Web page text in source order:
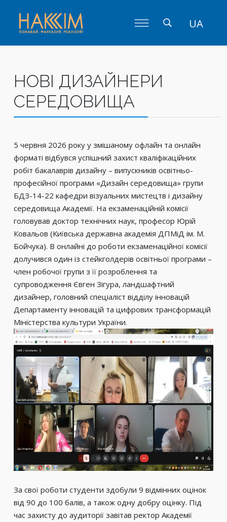
UA
НОВІ ДИЗАЙНЕРИ
СЕРЕДОВИЩА
5 червня 2026 року у змішаному офлайн та онлайн
форматі відбувся успішний захист кваліфікаційних
робіт бакалаврів дизайну – випускників освітньо-
професійної програми «Дизайн середовища» групи
БДЗ-14-22 кафедри візуальних мистецтв і дизайну
середовища Академії. На екзаменаційній комісії
головував доктор технічних наук, професор Юрій
Ковальов (Київська державна академія ДПМіД ім. М.
Бойчука). В онлайні до роботи екзаменаційної комісії
долучився один із стейкголдерів освітньої програми –
член робочої групи з її розроблення та
супроводження Євген Зігура, ландшафтний
дизайнер, головний спеціаліст відділу інновацій
Департаменту інновацій та цифрових трансформацій
Міністерства культури України.
За свої роботи студенти здобули 9 відмінних оцінок
від 90 до 100 балів, а також одну добру оцінку. Під
час захисту до аудиторії завітав ректор Академії